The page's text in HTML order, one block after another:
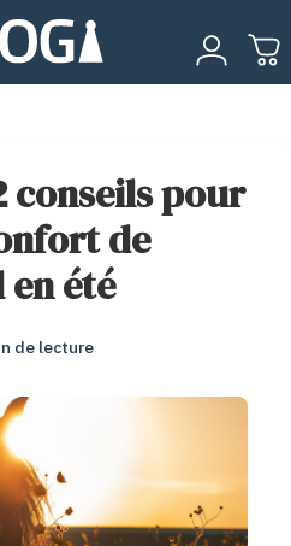
conseils pour
de
été
de lecture